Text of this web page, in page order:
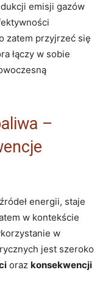
emisji gazów‍
zatem przyjrzeć się
⁣łączy ⁤w sobie
–⁢
energii, staje⁢
‌w kontekście
w
jest​ szeroko
oraz konsekwencji